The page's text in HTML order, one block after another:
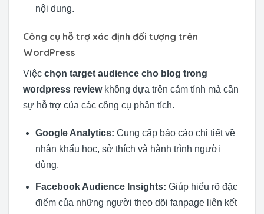
nội dung.
Công cụ hỗ trợ xác định đối tượng trên
WordPress
Việc chọn target audience cho blog trong
wordpress reviewkhông dựa trên cảm tính mà cần
sự hỗ trợ của các công cụ phân tích.
Google Analytics: Cung cấp báo cáo chi tiết về
nhân khẩu học, sở thích và hành trình người
dùng.
Facebook Audience Insights: Giúp hiểu rõ đặc
điểm của những người theo dõi fanpage liên kết